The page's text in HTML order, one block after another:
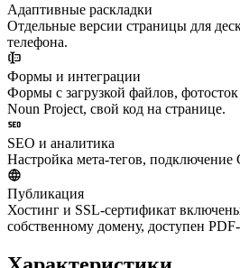
Адаптивные раскладки
Отдельные версии страницы для
телефона.
Формы и интеграции
Формы с загрузкой файлов,
Noun Project, свой код на странице.
SEO и аналитика
Настройка мета-тегов,
Публикация
Хостинг и SSL-сертификат
собственному домену, доступен